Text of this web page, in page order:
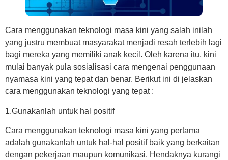
Cara menggunakan teknologi masa kini yang salah inilah
yang justru membuat masyarakat menjadi resah terlebih lagi
bagi mereka yang memiliki anak kecil. Oleh karena itu, kini
mulai banyak pula sosialisasi cara mengenai penggunaan
nyamasa kini yang tepat dan benar. Berikut ini di jelaskan
cara menggunakan teknologi yang tepat :
1.Gunakanlah untuk hal positif
Cara menggunakan teknologi masa kini yang pertama
adalah gunakanlah untuk hal-hal positif baik yang berkaitan
dengan pekerjaan maupun komunikasi. Hendaknya kurangi